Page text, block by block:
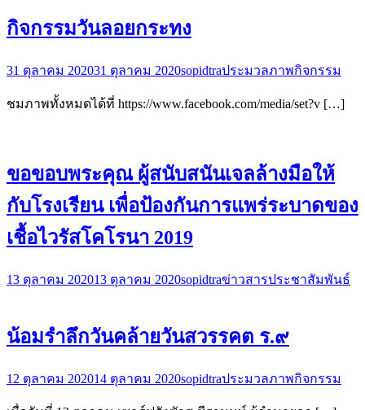
กิจกรรมวันลอยกระทง
31 ตุลาคม 202031 ตุลาคม 2020sopidtraประมวลภาพกิจกรรม
ชมภาพทั้งหมดได้ที่ https://www.facebook.com/media/set?v […]
ขอขอบพระคุณ ผู้สนับสนันเจลล้างมือให้
กับโรงเรียน เพื่อป้องกันการแพร่ระบาดของ
เชื้อไวรัสโคโรนา 2019
13 ตุลาคม 202013 ตุลาคม 2020sopidtraข่าวสารประชาสัมพันธ์
น้อมรำลึกวันคล้ายวันสวรรคต ร.๙
12 ตุลาคม 202014 ตุลาคม 2020sopidtraประมวลภาพกิจกรรม